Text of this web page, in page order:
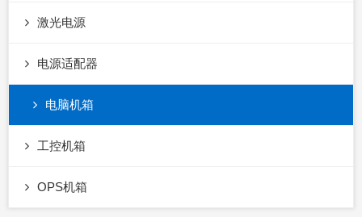
激光电源
电源适配器
电脑机箱
工控机箱
OPS机箱